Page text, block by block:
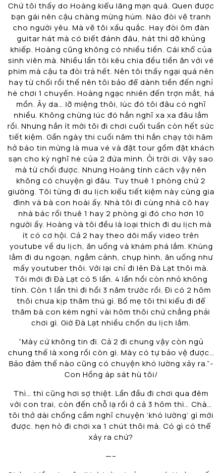
Chứ tôi thấy do Hoàng kiểu lãng mạn quá. Quen được
bạn gái nên cậu chàng mừng húm. Nào đòi vẽ tranh
cho người yêu. Mà vẽ tôi xấu quắc. Hay đòi ôm đàn
guitar hát mà có biết đánh đâu, hát thì dỡ khủng
khiếp. Hoàng cũng không có nhiều tiền. Cái khổ của
sinh viên mà. Nhiều lần tôi kêu chia đều tiền ăn với vé
phim mà cậu ta đòi trả hết. Nên tôi thấy ngại quá nên
hay từ chối rồi thế nên tôi bảo để dành tiền đến nghỉ
hè chơi 1 chuyến. Hoàng ngạc nhiên đến trợn mắt, há
mồn. Ây da… lỡ miệng thôi, lúc đó tôi đâu có nghĩ
nhiều. Không chừng lúc đó hắn nghĩ xa xa đâu lắm
rồi. Nhưng hắn ít mời tôi đi chơi cuối tuần còn hết sức
tiết kiệm. Gần ngày thi cuối năm thì hắn chạy tới hâm
hở báo tin mừng là mua vé và đặt tour gồm đặt khách
sạn cho kỳ nghĩ hè của 2 đứa mình. Ôi trời ơi. Vậy sao
mà từ chối được. Nhưng Hoàng tính cách vậy nên
không có chuyện gì đâu. Tuy thuê 1 phòng chứ 2
giường. Tôi từng đi du lịch kiểu tiết kiệm này cùng gia
đình và bà con hoài ấy. Nhà tôi đi cùng nhà cô hay
nhà bác rồi thuê 1 hay 2 phòng gì đó cho hơn 10
người ấy. Hoàng và tôi đều là loại thích đi du lịch mà
ít có cơ hội. Cả 2 hay theo dõi mấy video trên
youtube về du lịch, ăn uống và khám phá lắm. Khùng
lắm đi du ngoạn, ngắm cảnh, chụp hình, ăn uống như
mấy youtuber thôi. Với lại chỉ đi lên Đà Lạt thôi mà.
Tôi mới đi Đà Lạt có 5 lần. 4 lần hồi còn nhỏ không
tính. Còn 1 lần thì đi hồi 3 năm trước rồi. Đi có 2 hôm
thôi chưa kịp thăm thú gì. Bố mẹ tôi thì kiểu đi để
thăm bà con kèm nghỉ vài hôm thôi chứ chẳng phải
chơi gì. Giờ Đà Lạt nhiều chốn du lịch lắm.
“Mày cứ không tin đi. Cả 2 đi chung vậy còn ngủ
chung thế là xong rồi còn gì. Mày có tự bảo vệ được…
Bảo đảm thế nào cũng có chuyện khó lường xảy ra.”-
Con Hồng áp sát hù tôi/
Thì… thì cũng hơi sợ thiệt. Lần đầu đi chơi qua đêm
với con trai, còn đến chỗ lạ rồi ở cả 3 hôm thì… Chà…
tôi thở dài chống cầm nghĩ chuyện ‘khó lường’ gì mới
được. hẹn hò đi chơi xa 1 chút thôi mà. Có gì có thể
xảy ra chứ?
—–